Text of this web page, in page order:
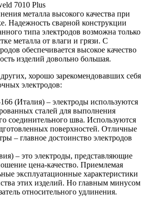
7010 Plus
металла высокого качества при
Надежность сварной конструкции
типа электродов возможна только
металла от влаги и грязи. С
обеспечивается высокое качество
изделий довольно большая.
хорошо зарекомендовавших себя
электродов:
(Италия) – электроды используются
сталей для выполнения
соединительного шва. Используются
поверхностей. Отличные
– главное достоинство электродов
– это электроды, представляющие
цена-качество. Приемлемая
эксплуатационные характеристики
этих изделий. Но главным минусом
относительного удлинения.